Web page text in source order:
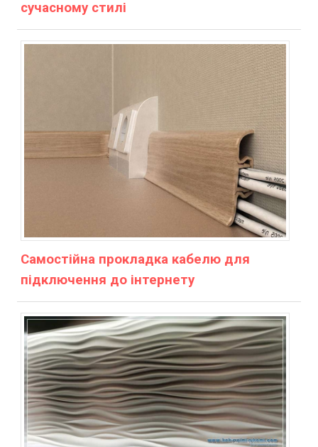
сучасному стилі
Самостійна прокладка кабелю для
підключення до інтернету